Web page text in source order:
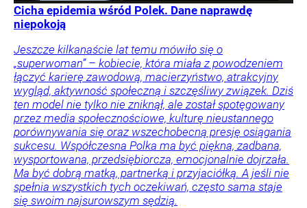
Cicha epidemia wśród Polek. Dane naprawdę
niepokoją
Jeszcze kilkanaście lat temu mówiło się o
„superwoman” – kobiecie, która miała z powodzeniem
łączyć karierę zawodową, macierzyństwo, atrakcyjny
wygląd, aktywność społeczną i szczęśliwy związek. Dziś
ten model nie tylko nie zniknął, ale został spotęgowany
przez media społecznościowe, kulturę nieustannego
porównywania się oraz wszechobecną presję osiągania
sukcesu. Współczesna Polka ma być piękna, zadbana,
wysportowana, przedsiębiorcza, emocjonalnie dojrzała.
Ma być dobrą matką, partnerką i przyjaciółką. A jeśli nie
spełnia wszystkich tych oczekiwań, często sama staje
się swoim najsurowszym sędzią.